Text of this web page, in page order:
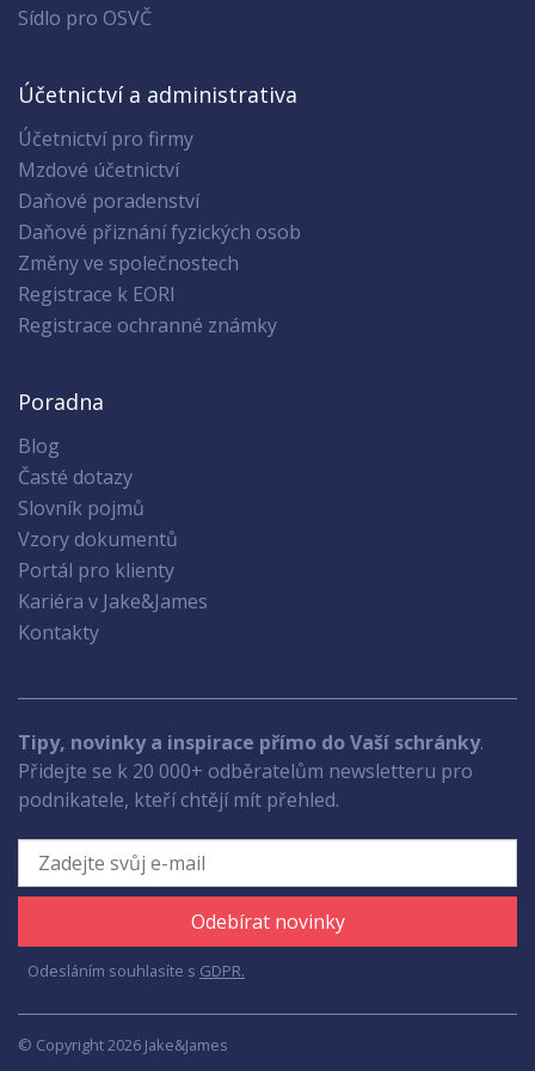
Sídlo pro OSVČ
Účetnictví a administrativa
Účetnictví pro firmy
Mzdové účetnictví
Daňové poradenství
Daňové přiznání fyzických osob
Změny ve společnostech
Registrace k EORI
Registrace ochranné známky
Poradna
Blog
Časté dotazy
Slovník pojmů
Vzory dokumentů
Portál pro klienty
Kariéra v Jake&James
Kontakty
Tipy, novinky a inspirace přímo do Vaší schránky.
Přidejte se k 20 000+ odběratelům newsletteru pro
podnikatele, kteří chtějí mít přehled.
Odebírat novinky
Odesláním souhlasíte s GDPR.
© Copyright 2026 Jake&James